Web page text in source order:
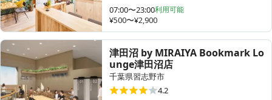
その他
トピックス
07:00〜23:00利用可能
¥500〜¥2,900
津田沼 by MIRAIYA Bookmark Lo
unge津田沼店
千葉県習志野市
4.2